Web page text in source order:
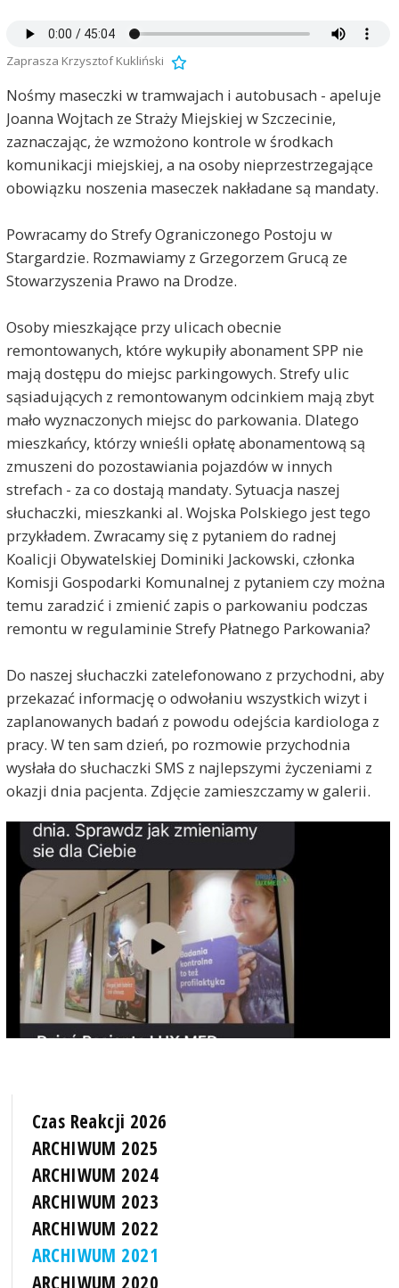
Zaprasza Krzysztof Kukliński
Nośmy maseczki w tramwajach i autobusach - apeluje
Joanna Wojtach ze Straży Miejskiej w Szczecinie,
zaznaczając, że wzmożono kontrole w środkach
komunikacji miejskiej, a na osoby nieprzestrzegające
obowiązku noszenia maseczek nakładane są mandaty.
Powracamy do Strefy Ograniczonego Postoju w
Stargardzie. Rozmawiamy z Grzegorzem Grucą ze
Stowarzyszenia Prawo na Drodze.
Osoby mieszkające przy ulicach obecnie
remontowanych, które wykupiły abonament SPP nie
mają dostępu do miejsc parkingowych. Strefy ulic
sąsiadujących z remontowanym odcinkiem mają zbyt
mało wyznaczonych miejsc do parkowania. Dlatego
mieszkańcy, którzy wnieśli opłatę abonamentową są
zmuszeni do pozostawiania pojazdów w innych
strefach - za co dostają mandaty. Sytuacja naszej
słuchaczki, mieszkanki al. Wojska Polskiego jest tego
przykładem. Zwracamy się z pytaniem do radnej
Koalicji Obywatelskiej Dominiki Jackowski, członka
Komisji Gospodarki Komunalnej z pytaniem czy można
temu zaradzić i zmienić zapis o parkowaniu podczas
remontu w regulaminie Strefy Płatnego Parkowania?
Do naszej słuchaczki zatelefonowano z przychodni, aby
przekazać informację o odwołaniu wszystkich wizyt i
zaplanowanych badań z powodu odejścia kardiologa z
pracy. W ten sam dzień, po rozmowie przychodnia
wysłała do słuchaczki SMS z najlepszymi życzeniami z
okazji dnia pacjenta. Zdjęcie zamieszczamy w galerii.
Czas Reakcji 2026
ARCHIWUM 2025
ARCHIWUM 2024
ARCHIWUM 2023
ARCHIWUM 2022
ARCHIWUM 2021
ARCHIWUM 2020